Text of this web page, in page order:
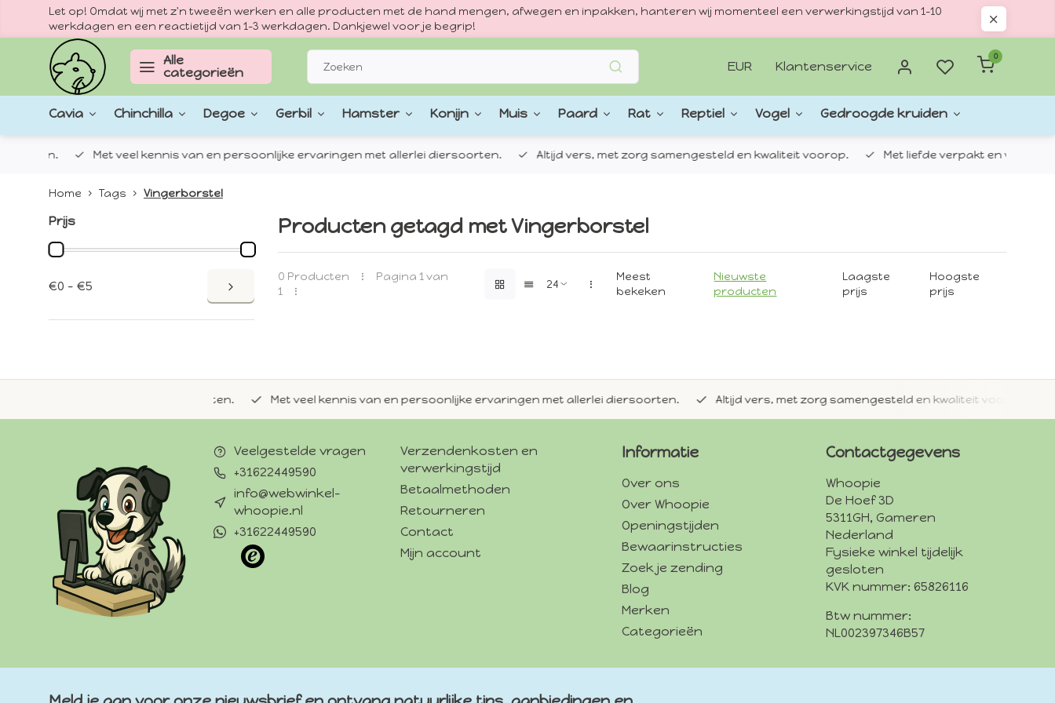
Let op! Omdat wij met z'n tweeën werken en alle producten met de hand mengen, afwegen en inpakken, hanteren wij momenteel een verwerkingstijd van 1–10
werkdagen en een reactietijd van 1–3 werkdagen. Dankjewel voor je begrip!
Alle
categorieën
EUR Klantenservice
0
Cavia Chinchilla Degoe Gerbil Hamster Konijn Muis Paard Rat Reptiel Vogel Gedroogde kruiden
Met veel kennis van en persoonlijke ervaringen met allerlei diersoorten. Altijd vers, met zorg samengesteld en kwaliteit voorop. Met liefde verpakt en verzonden.
Home Tags Vingerborstel
Prijs
€0 - €5
Producten getagd met Vingerborstel
0 Producten
Pagina 1 van
1
Meest
bekeken
Nieuwste
producten
Laagste
prijs
Hoogste
prijs
Met veel kennis van en persoonlijke ervaringen met allerlei diersoorten. Altijd vers, met zorg samengesteld en kwaliteit voorop.
Veelgestelde vragen
+31622449590
info@webwinkel-
whoopie.nl
+31622449590
Verzendenkosten en
verwerkingstijd
Betaalmethoden
Retourneren
Contact
Mijn account
Informatie
Over ons
Over Whoopie
Openingstijden
Bewaarinstructies
Zoek je zending
Blog
Merken
Categorieën
Contactgegevens
Whoopie
De Hoef 3D
5311GH, Gameren
Nederland
Fysieke winkel tijdelijk
gesloten
KVK nummer: 65826116
Btw nummer:
NL002397346B57